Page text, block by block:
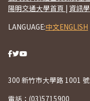
陽明交通大學首頁 | 資訊
LANGUAGE:中文ENGLISH
300 新竹市大學路 1001
電話： (03)5715900